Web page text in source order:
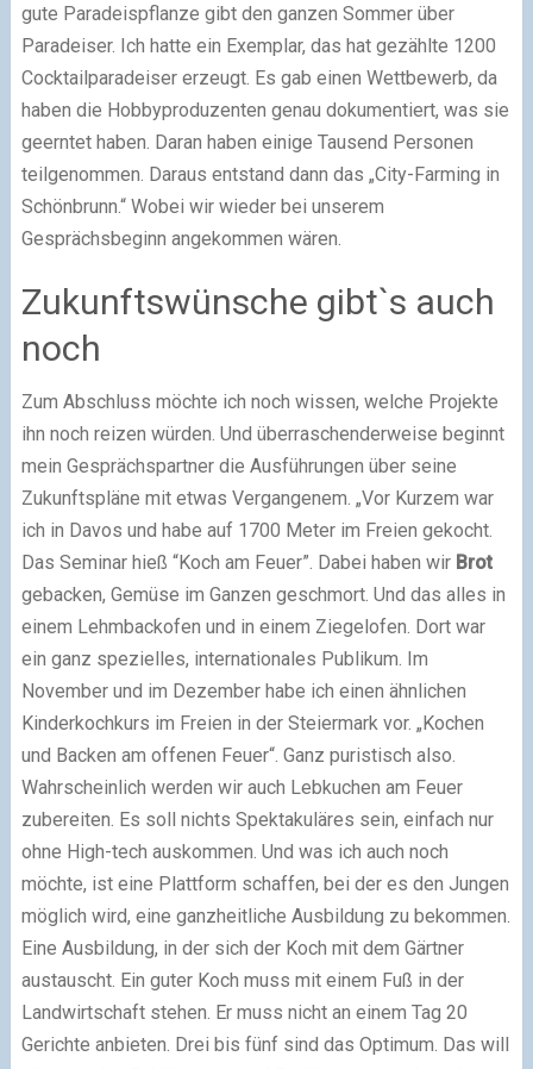
gute Paradeispflanze gibt den ganzen Sommer über
Paradeiser. Ich hatte ein Exemplar, das hat gezählte 1200
Cocktailparadeiser erzeugt. Es gab einen Wettbewerb, da
haben die Hobbyproduzenten genau dokumentiert, was sie
geerntet haben. Daran haben einige Tausend Personen
teilgenommen. Daraus entstand dann das „City-Farming in
Schönbrunn.“ Wobei wir wieder bei unserem
Gesprächsbeginn angekommen wären.
Zukunftswünsche gibt`s auch
noch
Zum Abschluss möchte ich noch wissen, welche Projekte
ihn noch reizen würden. Und überraschenderweise beginnt
mein Gesprächspartner die Ausführungen über seine
Zukunftspläne mit etwas Vergangenem. „Vor Kurzem war
ich in Davos und habe auf 1700 Meter im Freien gekocht.
Das Seminar hieß “Koch am Feuer”. Dabei haben wir Brot
gebacken, Gemüse im Ganzen geschmort. Und das alles in
einem Lehmbackofen und in einem Ziegelofen. Dort war
ein ganz spezielles, internationales Publikum. Im
November und im Dezember habe ich einen ähnlichen
Kinderkochkurs im Freien in der Steiermark vor. „Kochen
und Backen am offenen Feuer“. Ganz puristisch also.
Wahrscheinlich werden wir auch Lebkuchen am Feuer
zubereiten. Es soll nichts Spektakuläres sein, einfach nur
ohne High-tech auskommen. Und was ich auch noch
möchte, ist eine Plattform schaffen, bei der es den Jungen
möglich wird, eine ganzheitliche Ausbildung zu bekommen.
Eine Ausbildung, in der sich der Koch mit dem Gärtner
austauscht. Ein guter Koch muss mit einem Fuß in der
Landwirtschaft stehen. Er muss nicht an einem Tag 20
Gerichte anbieten. Drei bis fünf sind das Optimum. Das will